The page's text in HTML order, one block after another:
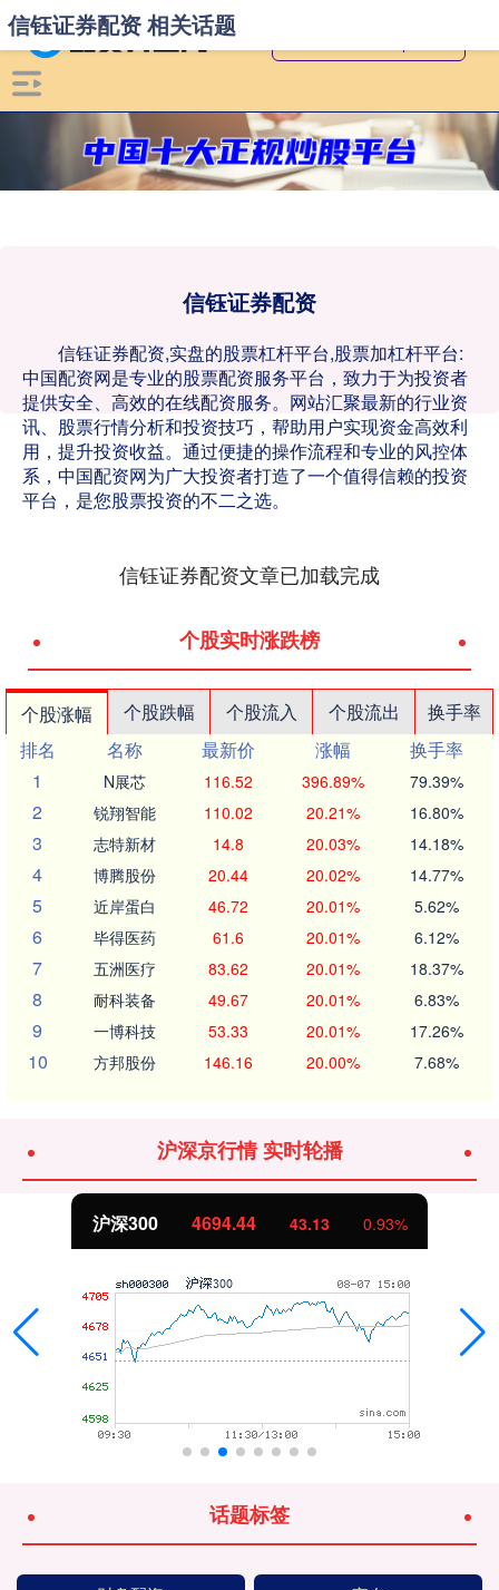
信钰证券配资
信钰证券配资,实盘的股票杠杆平台,股票加杠杆平台:
中国配资网是专业的股票配资服务平台，致力于为投资者
提供安全、高效的在线配资服务。网站汇聚最新的行业资
讯、股票行情分析和投资技巧，帮助用户实现资金高效利
用，提升投资收益。通过便捷的操作流程和专业的风控体
系，中国配资网为广大投资者打造了一个值得信赖的投资
平台，是您股票投资的不二之选。
信钰证券配资 相关话题
信钰证券配资文章已加载完成
个股实时涨跌榜
个股涨幅 个股跌幅 个股流入 个股流出
换手率
排名
名称 最新价 涨幅
换手率
1
N展芯 116.52 396.89% 79.39%
2 锐翔智能 110.02 20.21% 16.80%
3 志特新材 14.8 20.03% 14.18%
4 博腾股份 20.44 20.02% 14.77%
5 近岸蛋白 46.72 20.01% 5.62%
6 毕得医药 61.6 20.01% 6.12%
7 五洲医疗 83.62 20.01% 18.37%
8 耐科装备 49.67 20.01% 6.83%
9 一博科技 53.33 20.01% 17.26%
10 方邦股份 146.16 20.00% 7.68%
沪深京行情 实时轮播
沪深300 4694.44 43.13 0.93%
话题标签